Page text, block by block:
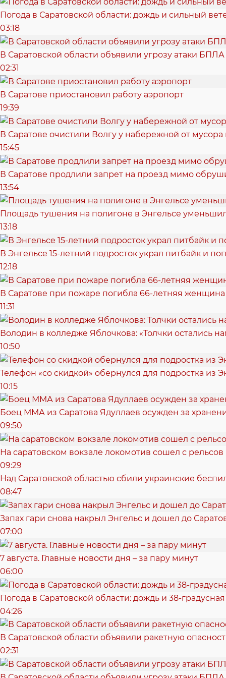
Погода в Саратовской области: дождь и сильный
03:18
В Саратовской области объявили угрозу атаки БПЛА
02:31
В Саратове приостановил работу аэропорт
19:39
В Саратове очистили Волгу у набережной от
15:45
В Саратове продлили запрет на проезд мимо
13:54
Площадь тушения на полигоне в Энгельсе
13:18
В Энгельсе 15-летний подросток украл питбайк и
12:18
В Саратове при пожаре погибла 66-летняя женщина
11:31
Володин в колледже Яблочкова: «Толчки остались
10:50
Телефон «со скидкой» обернулся для подростка из
10:15
Боец ММА из Саратова Ядуллаев осужден за
09:50
На саратовском вокзале локомотив сошел с рельсов
09:29
Над Саратовской областью сбили украинские
08:47
Запах гари снова накрыл Энгельс и дошел до
07:00
7 августа. Главные новости дня – за пару минут
06:00
Погода в Саратовской области: дождь и 38-
04:26
В Саратовской области объявили ракетную
02:31